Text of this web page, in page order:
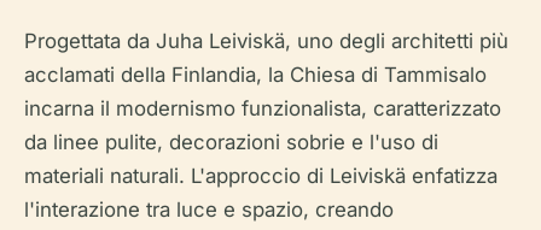
Progettata da Juha Leiviskä, uno degli architetti più
acclamati della Finlandia, la Chiesa di Tammisalo
incarna il modernismo funzionalista, caratterizzato
da linee pulite, decorazioni sobrie e l'uso di
materiali naturali. L'approccio di Leiviskä enfatizza
l'interazione tra luce e spazio, creando